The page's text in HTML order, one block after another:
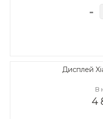
-
Дисплей
В
4